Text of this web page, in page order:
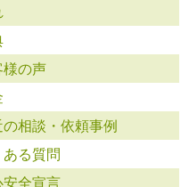
の声
相談・依頼事例
る質問
全宣言